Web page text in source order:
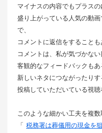
マイナスの内容でもプラス
盛り上がっている人気の動
で、
コメントに返信をすることも
コメントは、私が気づかない
客観的なフィードバックもあ
新しいネタにつながったりす
投稿していただいている視
このような細かい工夫を複数
「 税務署は葬儀用の現金を